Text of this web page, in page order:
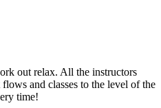
out relax. All the instructors
and classes to the level of the
time!